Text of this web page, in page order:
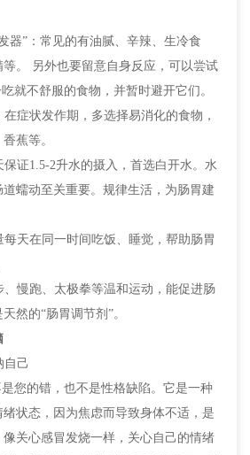
”：常见的有油腻、辛辣、生冷食
。 另外也要留意自身反应，可以尝试
就不舒服的食物，并暂时避开它们。
状发作期，多选择易消化的食物，
蕉等。
1.5-2升水的摄入，首选白开水。水
蠕动至关重要。规律生活，为肠胃建
天在同一时间吃饭、睡觉，帮助肠胃
慢跑、太极拳等温和运动，能促进肠
然的“肠胃调节剂”。
己
的错，也不是性格缺陷。它是一种
状态，因为焦虑而导致身体不适，是
关心感冒发烧一样，关心自己的情绪